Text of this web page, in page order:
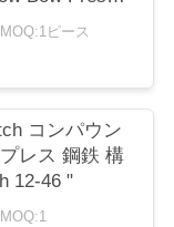
Boardピース
コンパウン
プレス 鋼鉄 構
12-46 "